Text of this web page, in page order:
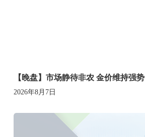
【晚盘】市场静待非农 金价维持强势
2026年8月7日